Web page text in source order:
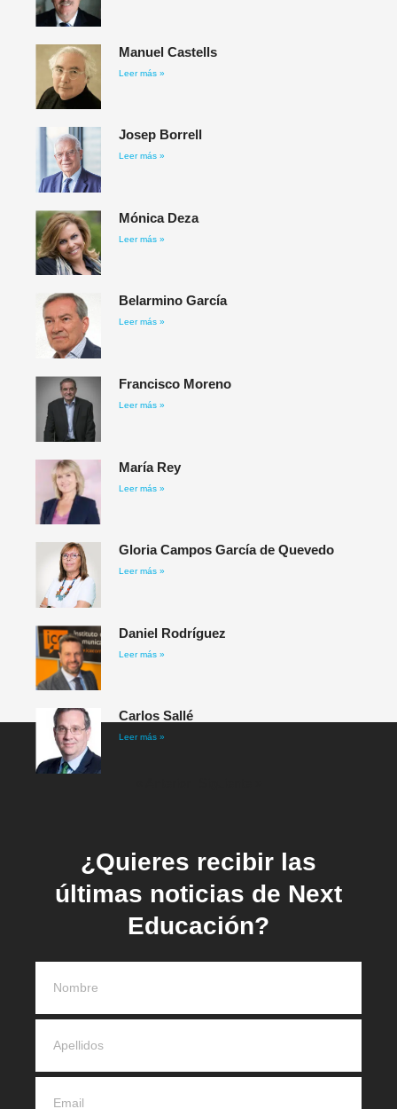
Manuel Castells
Leer más »
Josep Borrell
Leer más »
Mónica Deza
Leer más »
Belarmino García​
Leer más »
Francisco Moreno
Leer más »
María Rey
Leer más »
Gloria Campos García de Quevedo
Leer más »
Daniel Rodríguez​
Leer más »
Carlos Sallé
Leer más »
¿Quieres recibir las
últimas noticias de Next
Educación?